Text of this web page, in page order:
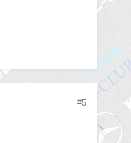
#5